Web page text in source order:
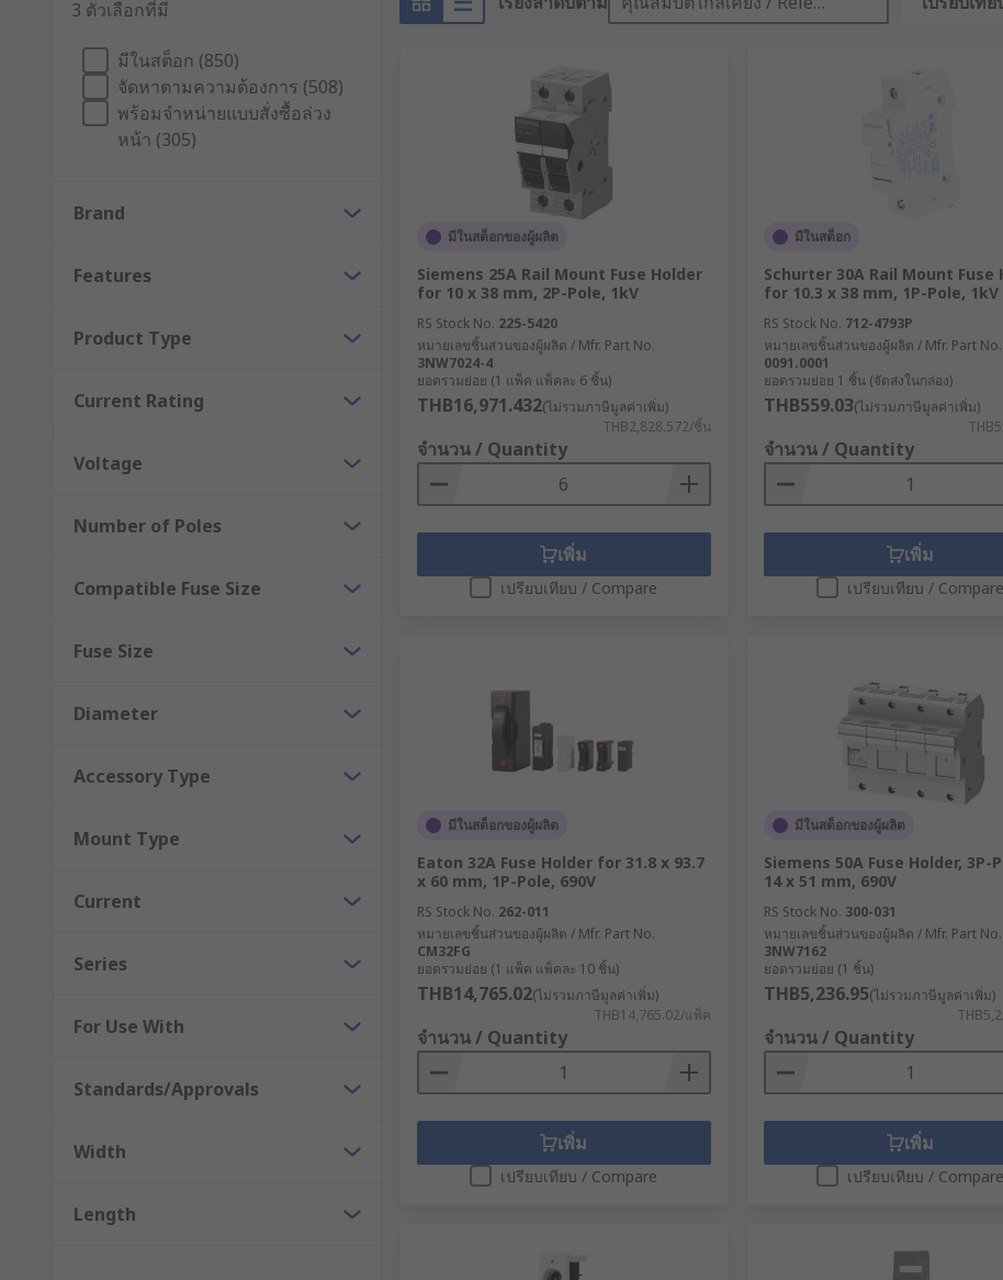
We also stock fuse blocks, clips, switches and covers as well as PCB mounts and other types of accessories.
Why do fuse holders melt?
A fuse holder making poor contact with a fuse can be the cause of this, that is if the fuse has not blown. Current
below the fuse's rating, will cause heat from the resistance. This can generate enough heat to cause the fuse
How do I clean a fuse holder?
Ideally wear gloves, either rubber or plastic
Ensure the mains power is off and there are no live wires
Use a dry cloth or toothbrush to clean the connector springs
A small piece of emery cloth wrapped around a screwdriver can be used to scrub the inside of the fuse holder
Use a small paintbrush to apply lubricant to all areas of the fuse holder once cleaned
3 ตัวเลือกที่มี
มีในสต็อก (850)
จัดหาตามความต้องการ (508)
พร้อมจำหน่ายแบบสั่งซื้อล่วง
หน้า (305)
Brand
Features
Product Type
Current Rating
Voltage
Number of Poles
Compatible Fuse Size
Fuse Size
Diameter
Accessory Type
Mount Type
Current
Series
For Use With
Standards/Approvals
Width
Length
มีในสต็อกของผู้ผลิต
Siemens 25A Rail Mount Fuse Holder
for 10 x 38 mm, 2P-Pole, 1kV
RS Stock No. 225-5420
หมายเลขชิ้นส่วนของผู้ผลิต / Mfr. Part No.
3NW7024-4
ยอดรวมย่อย (1 แพ็ค แพ็คละ 6 ชิ้น)
THB16,971.432(ไม่รวมภาษีมูลค่าเพิ่ม)
THB2,828.572/ชิ้น
จำนวน / Quantity
เพิ่ม
เปรียบเทียบ / Compare
มีในสต็อก
Schurter 30A Rail Mount Fuse
for 10.3 x 38 mm, 1P-Pole, 1kV
RS Stock No. 712-4793P
หมายเลขชิ้นส่วนของผู้ผลิต / Mfr. Part No.
0091.0001
ยอดรวมย่อย 1 ชิ้น (จัดส่งในกล่อง)
THB559.03(ไม่รวมภาษีมูลค่าเพิ่ม)
จำนวน / Quantity
เพิ่ม
เปรียบเทียบ / Compare
มีในสต็อกของผู้ผลิต
Eaton 32A Fuse Holder for 31.8 x 93.7
x 60 mm, 1P-Pole, 690V
RS Stock No. 262-011
หมายเลขชิ้นส่วนของผู้ผลิต / Mfr. Part No.
CM32FG
ยอดรวมย่อย (1 แพ็ค แพ็คละ 10 ชิ้น)
THB14,765.02(ไม่รวมภาษีมูลค่าเพิ่ม)
THB14,765.02/แพ็ค
จำนวน / Quantity
เพิ่ม
เปรียบเทียบ / Compare
มีในสต็อกของผู้ผลิต
Siemens 50A Fuse Holder, 3P-
14 x 51 mm, 690V
RS Stock No. 300-031
หมายเลขชิ้นส่วนของผู้ผลิต / Mfr. Part No.
3NW7162
ยอดรวมย่อย (1 ชิ้น)
THB5,236.95(ไม่รวมภาษีมูลค่าเพิ่ม)
จำนวน / Quantity
เพิ่ม
เปรียบเทียบ / Compare